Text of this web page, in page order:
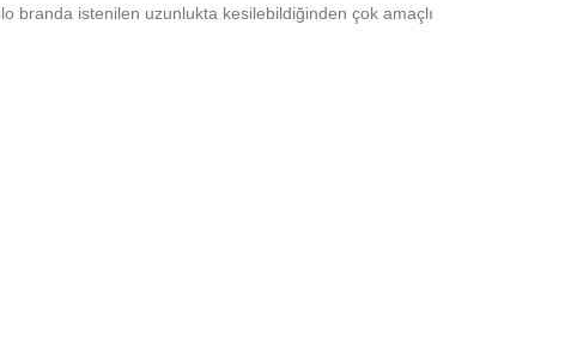
branda istenilen uzunlukta kesilebildiğinden çok amaçlı